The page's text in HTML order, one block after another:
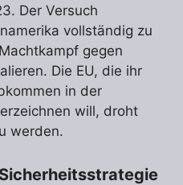
Der Versuch
vollständig zu
gegen
Die EU, die ihr
in der
will, droht
werden.